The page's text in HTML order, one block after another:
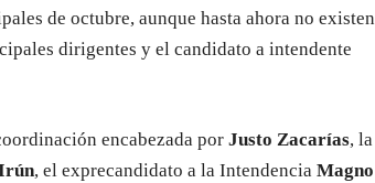
de octubre, aunque hasta ahora no existen
dirigentes y el candidato a intendente
encabezada por Justo Zacarías, la
, el exprecandidato a la Intendencia Magno